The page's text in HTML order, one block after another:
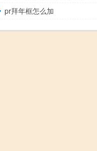
pr拜年框怎么加